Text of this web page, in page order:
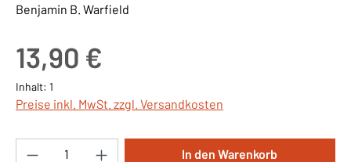
Benjamin B. Warfield
13,90 €
Inhalt: 1
Preise inkl. MwSt. zzgl. Versandkosten
Produkt Anzahl: Gib den gewünschten
In den Warenkorb